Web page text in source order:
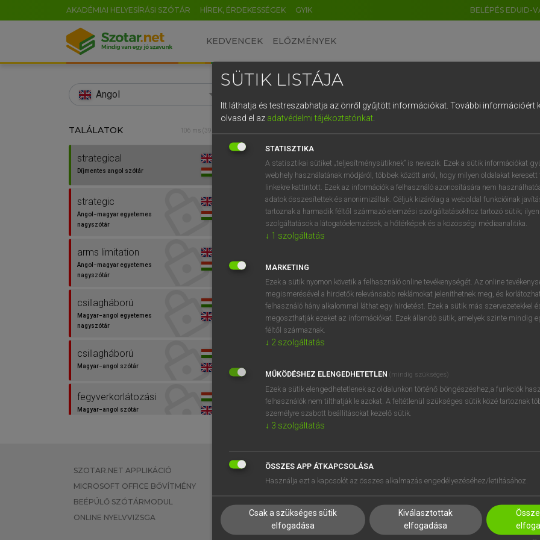
AKADÉMIAI HELYESÍRÁSI SZÓTÁR HÍREK, ÉRDEKESSÉGEK GYIK BELÉPÉS EDUID-
KEDVENCEK ELŐZMÉNYEK
Angol
TALÁLATOK 106 ms (39 db)
strategical
Díjmentes angol szótár
strategic
Angol−magyar egyetemes
nagyszótár
arms limitation
Angol−magyar egyetemes
nagyszótár
csillagháború
Magyar−angol egyetemes
nagyszótár
csillagháború
Magyar−angol szótár
fegyverkorlátozási
Magyar−angol szótár
hadászati
Magyar−angol szótár
Díjmentes angol szótár
strategical mn
stratégiai
hadászati
⚲ strategicalkeresése szótárainkban
SZOTAR.NET APPLIKÁCIÓ
MICROSOFT OFFICE BŐVÍTMÉNY
BEÉPÜLŐ SZÓTÁRMODUL
ONLINE NYELVVIZSGA
EGYÉNI FELHASZNÁLÓKNAK
TANULÓKNAK
VÁLLALATI MEGOLDÁSOK
SÚGÓ
RÓLUNK
SÜTI BEÁLLÍTÁSOK
SÜTIK LISTÁJA
Itt láthatja és testreszabhatja az önről gyűjtött információkat. További információért
olvasd el az adatvédelmi tájékoztatónkat.
STATISZTIKA
A statisztikai sütiket „teljesítménysütiknek” is nevezik. Ezek a sütik információkat
webhely használatának módjáról, többek között arról, hogy milyen oldalakat keresett
linkekre kattintott. Ezek az információk a felhasználó azonosítására nem
adatok összesítettek és anonimizáltak. Céljuk kizárólag a weboldal funkcióinak
tartoznak a harmadik féltől származó elemzési szolgáltatásokhoz tartozó sütik;
szolgáltatások a látogatóelemzések, a hőtérképek és a közösségi médiaanalitika.
↓ 1 szolgáltatás
MARKETING
Ezek a sütik nyomon követik a felhasználó online tevékenységét. Az online
megismerésével a hirdetők relevánsabb reklámokat jeleníthetnek meg, és
felhasználó hány alkalommal láthat egy hirdetést. Ezek a sütik más szervezetekkel
megoszthatják ezeket az információkat. Ezek állandó sütik, amelyek szinte mindig
féltől származnak.
↓ 2 szolgáltatás
MŰKÖDÉSHEZ ELENGEDHETETLEN (mindig szükséges)
Ezek a sütik elengedhetetlenek az oldalunkon történő böngészéshez,a funkciók
felhasználók nem tilthatják le azokat. A feltétlenül szükséges sütik közé tartoznak
személyre szabott beállításokat kezelő sütik.
↓ 3 szolgáltatás
ÖSSZES APP ÁTKAPCSOLÁSA
Használja ezt a kapcsolót az összes alkalmazás engedélyezéséhez/letiltásához.
Csak a szükséges sütik
elfogadása
Kiválasztottak
elfogadása
EN HU DE CN FR ES IT NL
0 1 2 3 4 5 6 7 8 9
q w e r t z u i
a s d f g h j k l é
í y x c v b n m , .